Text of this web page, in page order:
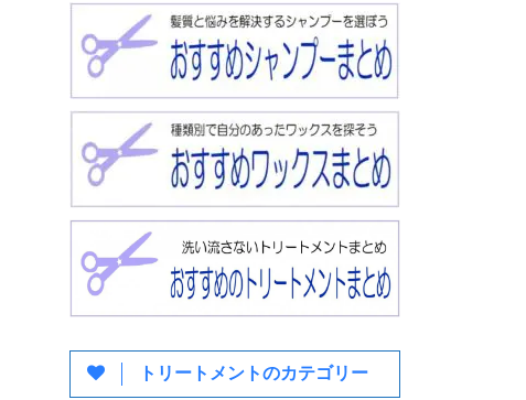
トリートメントのカテゴリー